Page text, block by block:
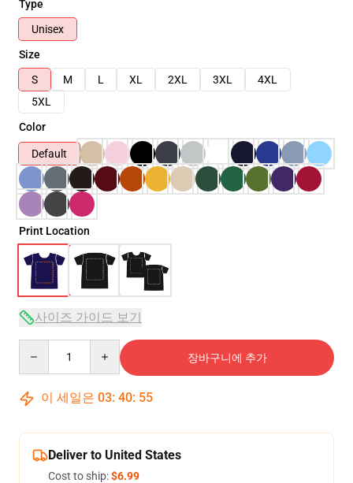
Type
Unisex
Size
S
M L XL 2XL 3XL
4XL
5XL
Color
Default
Print Location
사이즈 가이드 보기
장바구니에 추가
이 세일은 03: 40: 54
Deliver to United States
Cost to ship:$6.99